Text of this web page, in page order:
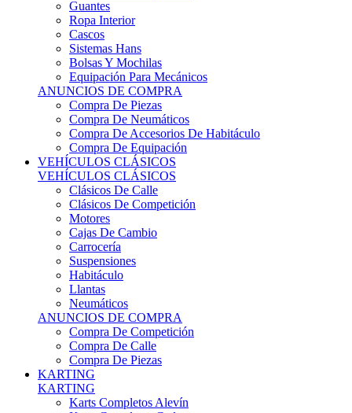
Guantes
Ropa Interior
Cascos
Sistemas Hans
Bolsas Y Mochilas
Equipación Para Mecánicos
ANUNCIOS DE COMPRA
Compra De Piezas
Compra De Neumáticos
Compra De Accesorios De Habitáculo
Compra De Equipación
VEHÍCULOS CLÁSICOS
VEHÍCULOS CLÁSICOS
Clásicos De Calle
Clásicos De Competición
Motores
Cajas De Cambio
Carrocería
Suspensiones
Habitáculo
Llantas
Neumáticos
ANUNCIOS DE COMPRA
Compra De Competición
Compra De Calle
Compra De Piezas
KARTING
KARTING
Karts Completos Alevín